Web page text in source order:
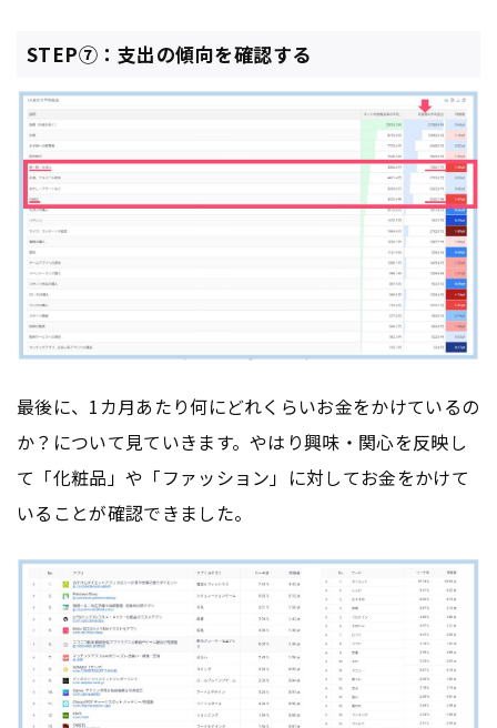
STEP⑦：支出の傾向を確認する
最後に、1カ月あたり何にどれくらいお金をかけているの
か？について見ていきます。やはり興味・関心を反映し
て「化粧品」や「ファッション」に対してお金をかけて
いることが確認できました。